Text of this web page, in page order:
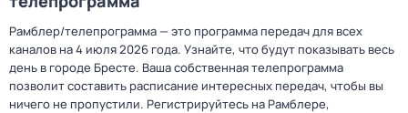
Рамблер/телепрограмма — это программа передач для всех
каналов на 4 июля 2026 года. Узнайте, что будут показывать весь
день в городе Бресте. Ваша собственная телепрограмма
позволит составить расписание интересных передач, чтобы вы
ничего не пропустили. Регистрируйтесь на Рамблере,